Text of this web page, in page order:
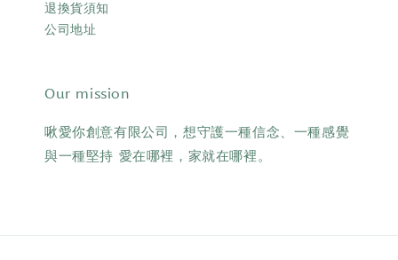
退換貨須知
公司地址
Our mission
啾愛你創意有限公司，想守護一種信念、一種感覺
與一種堅持 愛在哪裡，家就在哪裡。